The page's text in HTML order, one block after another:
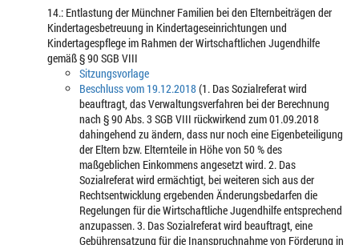
14.: Entlastung der Münchner Familien bei den Elternbeiträgen der
Kindertagesbetreuung in Kindertageseinrichtungen und
Kindertagespflege im Rahmen der Wirtschaftlichen Jugendhilfe
gemäß § 90 SGB VIII
Sitzungsvorlage
Beschluss vom 19.12.2018(1. Das Sozialreferat wird
beauftragt, das Verwaltungsverfahren bei der Berechnung
nach § 90 Abs. 3 SGB VIII rückwirkend zum 01.09.2018
dahingehend zu ändern, dass nur noch eine Eigenbeteiligung
der Eltern bzw. Elternteile in Höhe von 50 % des
maßgeblichen Einkommens angesetzt wird. 2. Das
Sozialreferat wird ermächtigt, bei weiteren sich aus der
Rechtsentwicklung ergebenden Änderungsbedarfen die
Regelungen für die Wirtschaftliche Jugendhilfe entsprechend
anzupassen. 3. Das Sozialreferat wird beauftragt, eine
Gebührensatzung für die Inanspruchnahme von Förderung in